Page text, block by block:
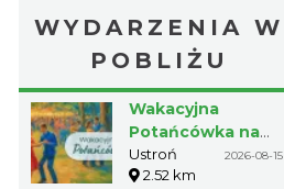
WYDARZENIA W
POBLIŻU
Wakacyjna
Potańcówka na
Czantorii
Ustroń 2026-08-15
2.52 km